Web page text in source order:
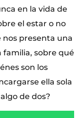
en la vida de
el estar o no
nos presenta una
familia, sobre qué
son los
ella sola
de dos?